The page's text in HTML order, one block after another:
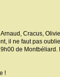
Cracus,
il ne faut pas
de
!